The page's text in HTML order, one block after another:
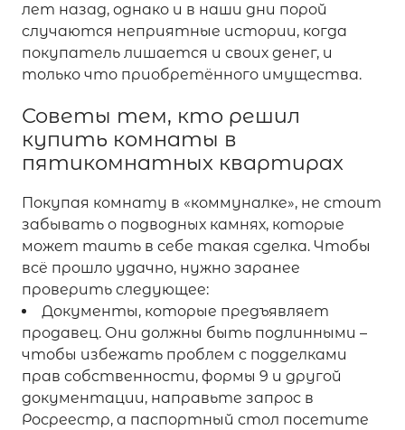
лет назад, однако и в наши дни порой
случаются неприятные истории, когда
покупатель лишается и своих денег, и
только что приобретённого имущества.
Советы тем, кто решил
купить комнаты в
пятикомнатных квартирах
Покупая комнату в «коммуналке», не стоит
забывать о подводных камнях, которые
может таить в себе такая сделка. Чтобы
всё прошло удачно, нужно заранее
проверить следующее:
Документы, которые предъявляет
продавец. Они должны быть подлинными –
чтобы избежать проблем с подделками
прав собственности, формы 9 и другой
документации, направьте запрос в
Росреестр, а паспортный стол посетите